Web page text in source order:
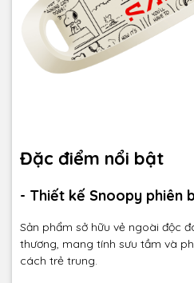
Đặc điểm nổi bật
- Thiết kế Snoopy phiên
Sản phẩm sở hữu vẻ ngoài độc
thương, mang tính sưu tầm và
cách trẻ trung.